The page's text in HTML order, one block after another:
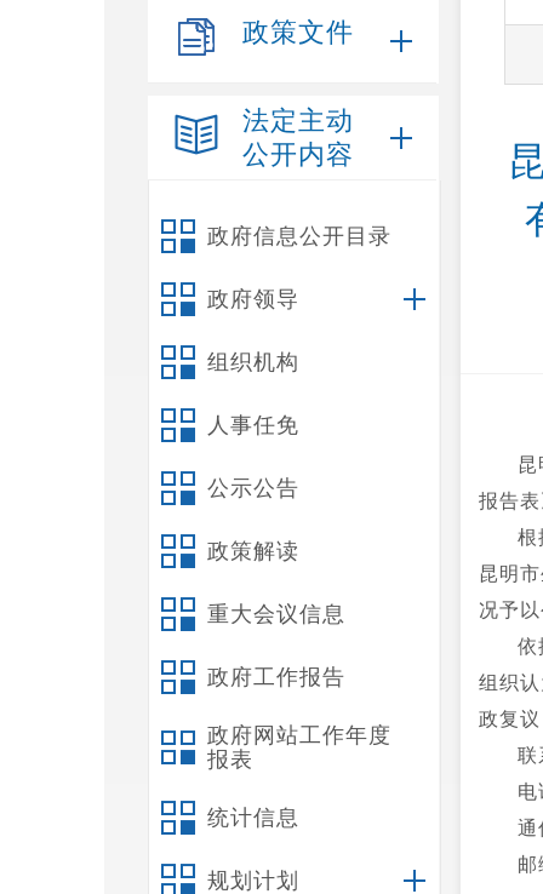
政策文件
法定主动
公开内容
政府信息公开目录
政府领导
组织机构
人事任免
公示公告
政策解读
重大会议信息
政府工作报告
政府网站工作年度
报表
统计信息
规划计划
昆
报告
根
昆明
况予
依
组织
政复
联
通